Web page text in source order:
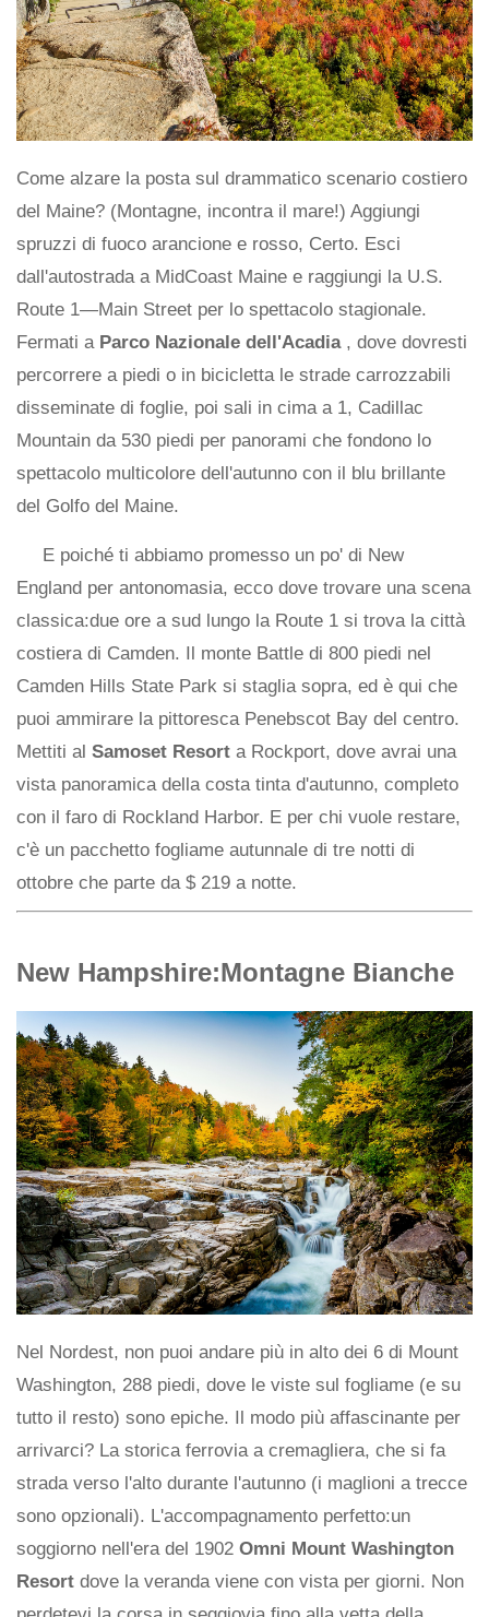
Come alzare la posta sul drammatico scenario costiero
del Maine? (Montagne, incontra il mare!) Aggiungi
spruzzi di fuoco arancione e rosso, Certo. Esci
dall'autostrada a MidCoast Maine e raggiungi la U.S.
Route 1—Main Street per lo spettacolo stagionale.
Fermati a Parco Nazionale dell'Acadia , dove dovresti
percorrere a piedi o in bicicletta le strade carrozzabili
disseminate di foglie, poi sali in cima a 1, Cadillac
Mountain da 530 piedi per panorami che fondono lo
spettacolo multicolore dell'autunno con il blu brillante
del Golfo del Maine.
E poiché ti abbiamo promesso un po' di New
England per antonomasia, ecco dove trovare una scena
classica:due ore a sud lungo la Route 1 si trova la città
costiera di Camden. Il monte Battle di 800 piedi nel
Camden Hills State Park si staglia sopra, ed è qui che
puoi ammirare la pittoresca Penebscot Bay del centro.
Mettiti al Samoset Resort a Rockport, dove avrai una
vista panoramica della costa tinta d'autunno, completo
con il faro di Rockland Harbor. E per chi vuole restare,
c'è un pacchetto fogliame autunnale di tre notti di
ottobre che parte da $ 219 a notte.
New Hampshire:Montagne Bianche
Nel Nordest, non puoi andare più in alto dei 6 di Mount
Washington, 288 piedi, dove le viste sul fogliame (e su
tutto il resto) sono epiche. Il modo più affascinante per
arrivarci? La storica ferrovia a cremagliera, che si fa
strada verso l'alto durante l'autunno (i maglioni a trecce
sono opzionali). L'accompagnamento perfetto:un
soggiorno nell'era del 1902 Omni Mount Washington
Resort dove la veranda viene con vista per giorni. Non